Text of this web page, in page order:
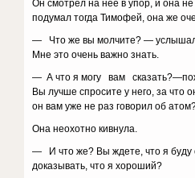
Он смотрел на нее в упор, и она
подумал тогда Тимофей, она же
— Что же вы молчите? —
Мне это очень важно знать.
— А что я могу вам
Вы лучше спросите у него, за что
он вам уже не раз говорил об
Она неохотно кивнула.
— И что же? Вы ждете, что я буду
доказывать, что я хороший?